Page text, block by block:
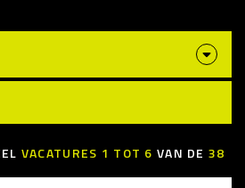
VACATURES 1 TOT 6 VAN DE 38